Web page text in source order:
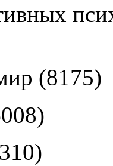
(8175)